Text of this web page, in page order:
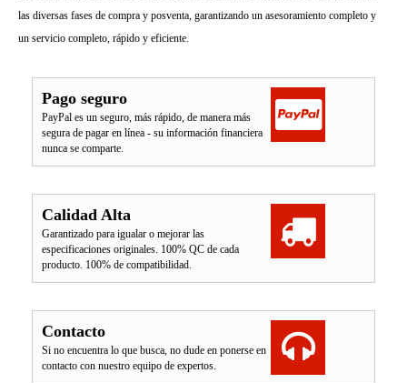
las diversas fases de compra y posventa, garantizando un asesoramiento completo y
un servicio completo, rápido y eficiente.
Pago seguro
PayPal es un seguro, más rápido, de manera más
segura de pagar en línea - su información financiera
nunca se comparte.
Calidad Alta
Garantizado para igualar o mejorar las
especificaciones originales. 100% QC de cada
producto. 100% de compatibilidad.
Contacto
Si no encuentra lo que busca, no dude en ponerse en
contacto con nuestro equipo de expertos.